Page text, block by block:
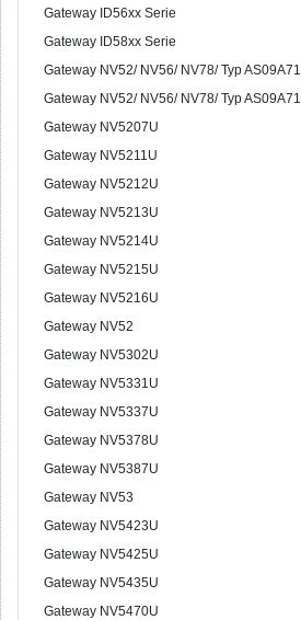
Gateway ID56xx Serie
Gateway ID58xx Serie
Gateway NV52/ NV56/ NV78/ Typ AS09A71
Gateway NV52/ NV56/ NV78/ Typ AS09A71
Gateway NV5207U
Gateway NV5211U
Gateway NV5212U
Gateway NV5213U
Gateway NV5214U
Gateway NV5215U
Gateway NV5216U
Gateway NV52
Gateway NV5302U
Gateway NV5331U
Gateway NV5337U
Gateway NV5378U
Gateway NV5387U
Gateway NV53
Gateway NV5423U
Gateway NV5425U
Gateway NV5435U
Gateway NV5470U